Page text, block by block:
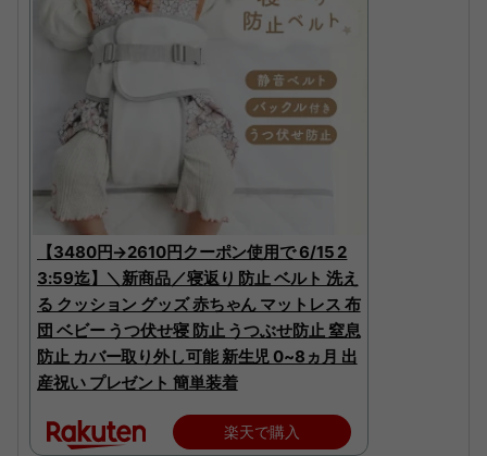
【3480円→2610円クーポン使用で 6/15 2
3:59迄】＼新商品／寝返り 防止 ベルト 洗え
る クッション グッズ 赤ちゃん マットレス 布
団 ベビー うつ伏せ寝 防止 うつぶせ防止 窒息
防止 カバー取り外し可能 新生児 0~8ヵ月 出
産祝い プレゼント 簡単装着
楽天で購入